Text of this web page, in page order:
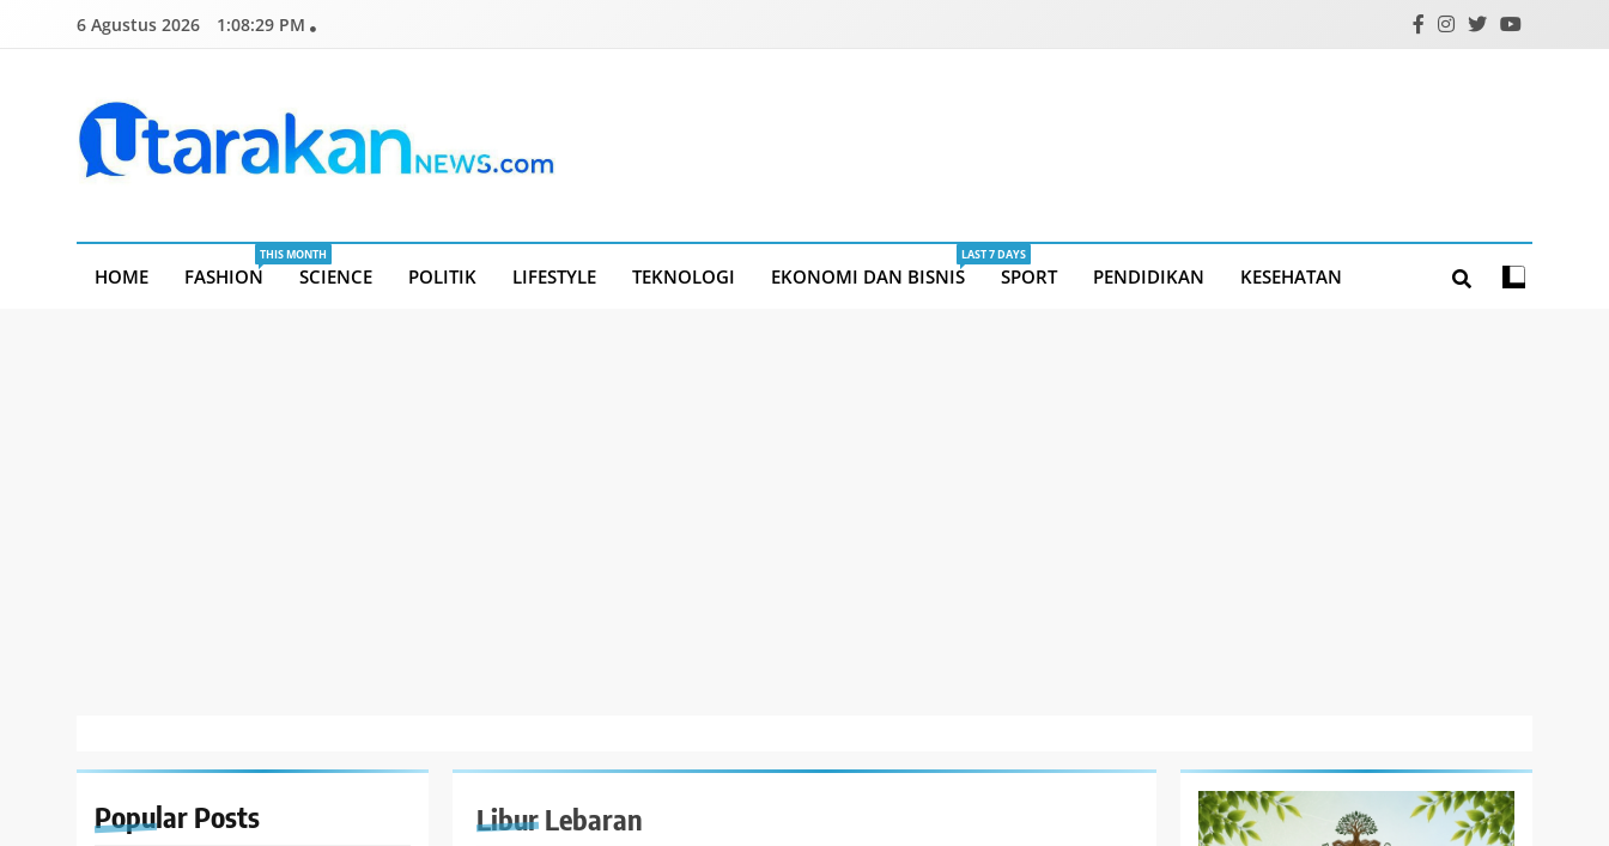
6 Agustus 2026 1:08:30 PM
HOME FASHION
THIS MONTH
SCIENCE POLITIK LIFESTYLE TEKNOLOGI EKONOMI DAN BISNIS
LAST 7 DAYS
SPORT PENDIDIKAN KESEHATAN
Popular Posts Libur Lebaran